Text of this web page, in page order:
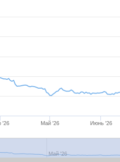
'26 Май '26 Июнь '26
Май '26